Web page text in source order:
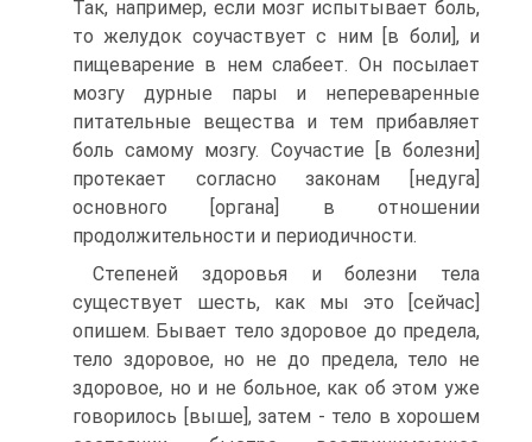
Так, например, если мозг испытывает боль,
то желудок соучаствует с ним [в боли], и
пищеварение в нем слабеет. Он посылает
мозгу дурные пары и непереваренные
питательные вещества и тем прибавляет
боль самому мозгу. Соучастие [в болезни]
протекает согласно законам [недуга]
основного [органа] в отношении
продолжительности и периодичности.
Степеней здоровья и болезни тела
существует шесть, как мы это [сейчас]
опишем. Бывает тело здоровое до предела,
тело здоровое, но не до предела, тело не
здоровое, но и не больное, как об этом уже
говорилось [выше], затем - тело в хорошем